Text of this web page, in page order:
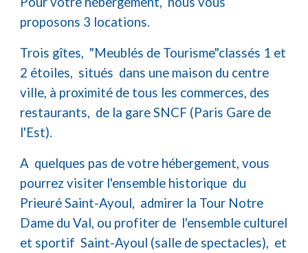
proposons 3 locations.
Trois gîtes, "Meublés de Tourisme"classés 1 et
2 étoiles, situés dans une maison du centre
ville, à proximité de tous les commerces, des
restaurants, de la gare SNCF (Paris Gare de
l'Est).
A quelques pas de votre hébergement, vous
pourrez visiter l'ensemble historique du
Prieuré Saint-Ayoul, admirer la Tour Notre
Dame du Val, ou profiter de l'ensemble culturel
et sportif Saint-Ayoul (salle de spectacles), et